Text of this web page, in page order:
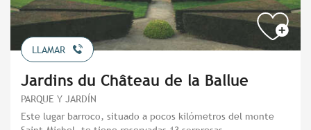
LLAMAR
Jardins du Château de la Ballue
PARQUE Y JARDÍN
Este lugar barroco, situado a pocos kilómetros del monte